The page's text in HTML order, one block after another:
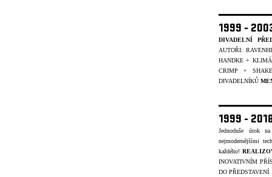
1999 -
DIVADELNÍ
AUTOŘI:
HANDKE +
CRIMP +
DIVADELNÍKŮ
1999 -
Jednoduše útok
nejmodernějšími
každého!
INOVATIVNÍM
DO PŘEDSTAVENÍ.